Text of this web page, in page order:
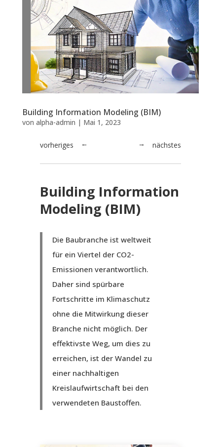
Building Information Modeling (BIM)
von alpha-admin | Mai 1, 2023
← nächstes
vorheriges →
Building Information
Modeling (BIM)
Die Baubranche ist weltweit
für ein Viertel der CO2-
Emissionen verantwortlich.
Daher sind spürbare
Fortschritte im Klimaschutz
ohne die Mitwirkung dieser
Branche nicht möglich. Der
effektivste Weg, um dies zu
erreichen, ist der Wandel zu
einer nachhaltigen
Kreislaufwirtschaft bei den
verwendeten Baustoffen.